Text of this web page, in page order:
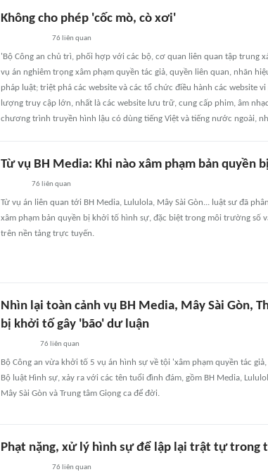
Không cho phép 'cốc mò, cò xơi'
76 liên quan
'Bộ Công an chủ trì, phối hợp với các bộ, cơ quan liên quan tập trung
vụ án nghiêm trọng xâm phạm quyền tác giả, quyền liên quan, nhãn
pháp luật; triệt phá các website và các tổ chức điều hành các website
lượng truy cập lớn, nhất là các website lưu trữ, cung cấp phim, âm
chương trình truyền hình lậu có dùng tiếng Việt và tiếng nước ngoài,
Từ vụ BH Media: Khi nào xâm phạm bản quyền
76 liên quan
Từ vụ án liên quan tới BH Media, Lululola, Mây Sài Gòn... luật sư đã
xâm phạm bản quyền bị khởi tố hình sự, đặc biệt trong môi trường số
trên nền tảng trực tuyến.
Nhìn lại toàn cảnh vụ BH Media, Mây Sài Gòn,
bị khởi tố gây 'bão' dư luận
76 liên quan
Bộ Công an vừa khởi tố 5 vụ án hình sự về tội 'xâm phạm quyền tác
Bộ luật Hình sự, xảy ra với các tên tuổi đình đám, gồm BH Media,
Mây Sài Gòn và Trung tâm Giọng ca để đời.
Phạt nặng, xử lý hình sự để lập lại trật tự trong
76 liên quan